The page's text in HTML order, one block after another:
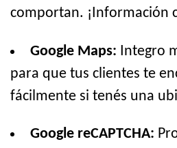
comportan. ¡Información
Google Maps: Integro
para que tus clientes te
fácilmente si tenés una
Google reCAPTCHA: